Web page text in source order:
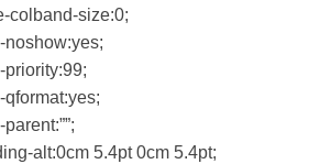
colband-size:0;
noshow:yes;
priority:99;
qformat:yes;
alt:0cm 5.4pt 0cm 5.4pt;